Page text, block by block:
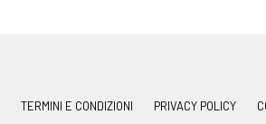
TERMINI E CONDIZIONI PRIVACY POLICY